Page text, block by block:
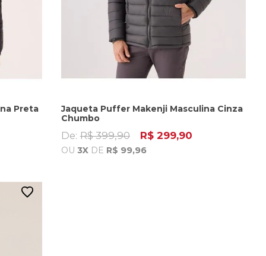
Preta
Jaqueta Puffer Makenji Masculina Cinza
Chumbo
De: R$ 399,90 R$ 299,90
OU 3X DE R$ 99,96